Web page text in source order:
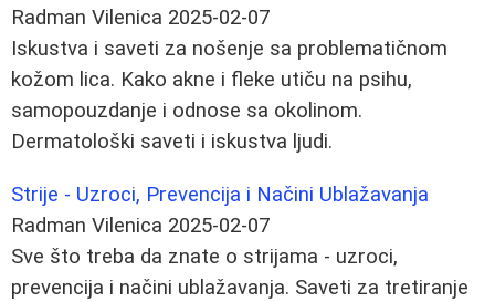
Radman Vilenica 2025-02-07
Iskustva i saveti za nošenje sa problematičnom
kožom lica. Kako akne i fleke utiču na psihu,
samopouzdanje i odnose sa okolinom.
Dermatološki saveti i iskustva ljudi.
Strije - Uzroci, Prevencija i Načini Ublažavanja
Radman Vilenica 2025-02-07
Sve što treba da znate o strijama - uzroci,
prevencija i načini ublažavanja. Saveti za tretiranje